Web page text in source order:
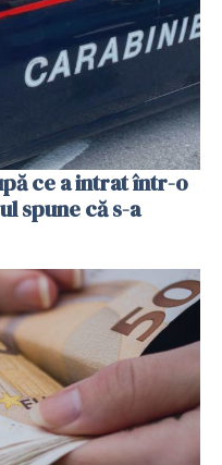
ce a intrat într-o
spune că s-a